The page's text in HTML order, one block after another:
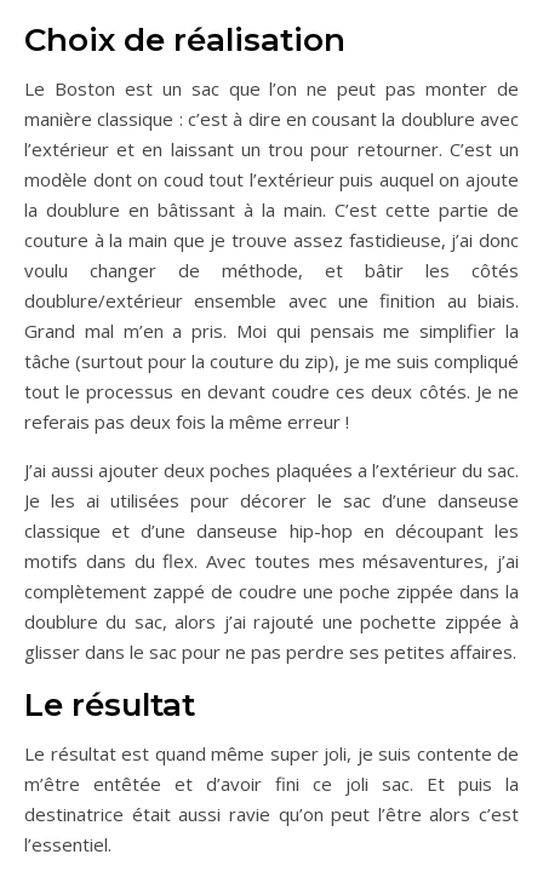
Choix de réalisation
Le Boston est un sac que l’on ne peut pas monter de
manière classique : c’est à dire en cousant la doublure avec
l’extérieur et en laissant un trou pour retourner. C’est un
modèle dont on coud tout l’extérieur puis auquel on ajoute
la doublure en bâtissant à la main. C’est cette partie de
couture à la main que je trouve assez fastidieuse, j’ai donc
voulu changer de méthode, et bâtir les côtés
doublure/extérieur ensemble avec une finition au biais.
Grand mal m’en a pris. Moi qui pensais me simplifier la
tâche (surtout pour la couture du zip), je me suis compliqué
tout le processus en devant coudre ces deux côtés. Je ne
referais pas deux fois la même erreur !
J’ai aussi ajouter deux poches plaquées a l’extérieur du sac.
Je les ai utilisées pour décorer le sac d’une danseuse
classique et d’une danseuse hip-hop en découpant les
motifs dans du flex. Avec toutes mes mésaventures, j’ai
complètement zappé de coudre une poche zippée dans la
doublure du sac, alors j’ai rajouté une pochette zippée à
glisser dans le sac pour ne pas perdre ses petites affaires.
Le résultat
Le résultat est quand même super joli, je suis contente de
m’être entêtée et d’avoir fini ce joli sac. Et puis la
destinatrice était aussi ravie qu’on peut l’être alors c’est
l’essentiel.